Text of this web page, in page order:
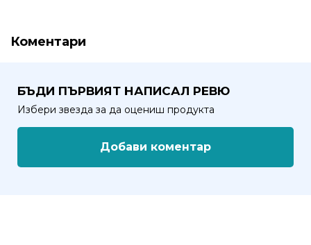
Коментари
БЪДИ ПЪРВИЯТ НАПИСАЛ РЕВЮ
Избери звезда за да оцениш продукта
Добави коментар